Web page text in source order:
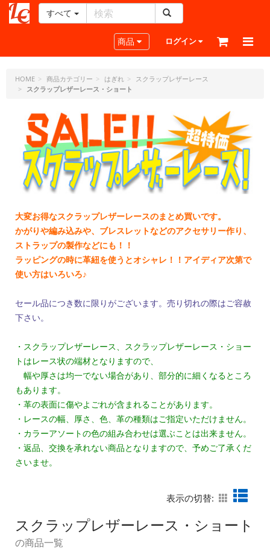
ー
ラ
フ
ト・
すべて
Toggle navigation
商品 ログイン
HOME 商品カテゴリー はぎれ
スクラップレザーレース
スクラップレザーレース・ショート
大変お得なスクラップレザーレースのまとめ買いです。
かがりや編み込みや、ブレスレットなどのアクセサリー作り、
ストラップの製作などにも！！
ラッピングの時に革紐を使うとオシャレ！！アイディア次第で
使い方はいろいろ♪
セール品につき数に限りがございます。売り切れの際はご容赦
下さい。
・スクラップレザーレース、スクラップレザーレース・ショー
トはレース状の端材となりますので、
幅や厚さは均一でない場合があり、部分的に細くなるところ
もあります。
・革の表面に傷やよごれが含まれることがあります。
・レースの幅、厚さ、色、革の種類はご指定いただけません。
・カラーアソートの色の組み合わせは選ぶことは出来ません。
・返品、交換を承れない商品となりますので、予めご了承くだ
さいませ。
表示の切替:
スクラップレザーレース・ショート
の商品一覧